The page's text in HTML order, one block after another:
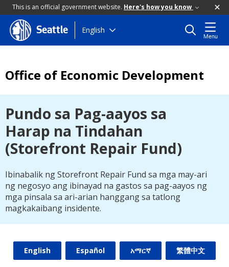
This is an official government website. Here's how you know
Skip
to
Seattle English
Menu
Office of Economic Development
Pundo sa Pag-aayos sa
Harap na Tindahan
(Storefront Repair Fund)
Ibinabalik ng Storefront Repair Fund sa mga may-ari
ng negosyo ang ibinayad na gastos sa pag-aayos ng
mga pinsala sa ari-arian hanggang sa tatlong
magkakaibang insidente.
English Español አማርኛ 繁體中文